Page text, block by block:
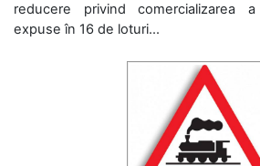
reducere privind comercializarea
expuse în 16 de loturi...